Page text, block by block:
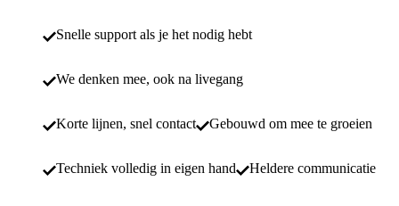
Snelle support als je het nodig hebt
We denken mee, ook na livegang
Korte lijnen, snel contact Gebouwd om mee te groeien
Techniek volledig in eigen hand Heldere communicatie